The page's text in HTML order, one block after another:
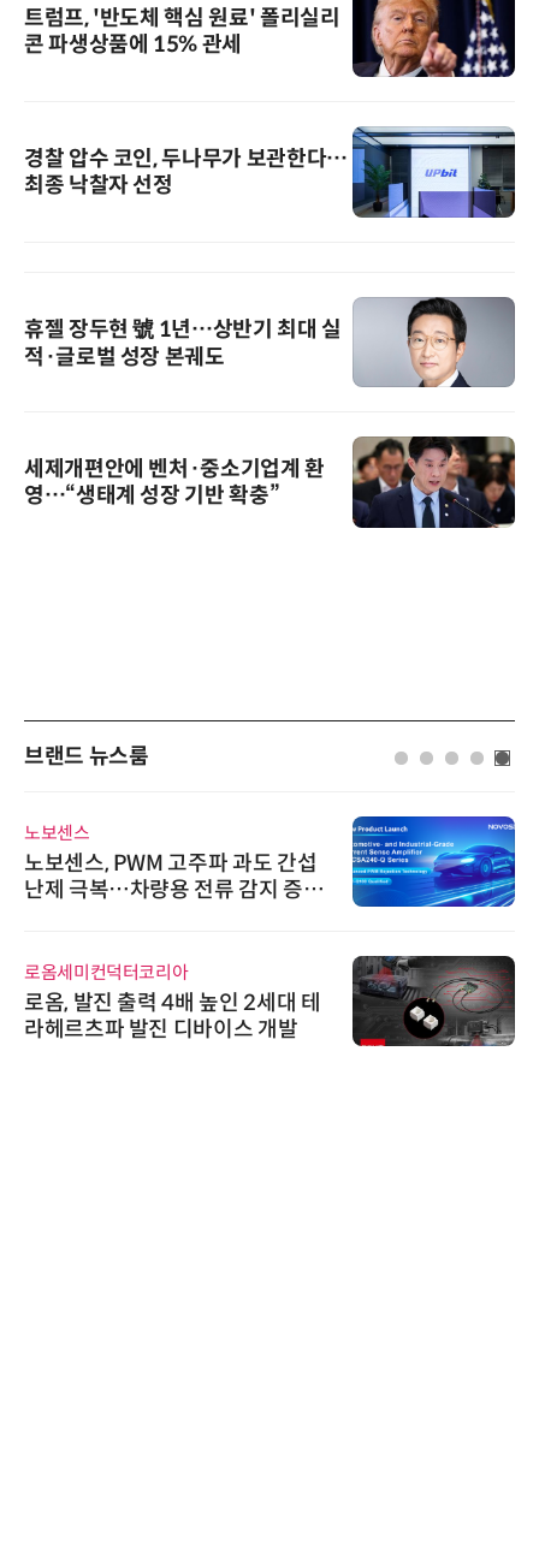
트럼프, '반도체 핵심 원료' 폴리실리
콘 파생상품에 15% 관세
경찰 압수 코인, 두나무가 보관한다…
최종 낙찰자 선정
휴젤 장두현 號 1년…상반기 최대 실
적·글로벌 성장 본궤도
세제개편안에 벤처·중소기업계 환
영…“생태계 성장 기반 확충”
브랜드 뉴스룸
노보센스
노보센스, PWM 고주파 과도 간섭
난제 극복…차량용 전류 감지 증폭
로옴세미컨덕터코리아
로옴, 발진 출력 4배 높인 2세대 테
라헤르츠파 발진 디바이스 개발